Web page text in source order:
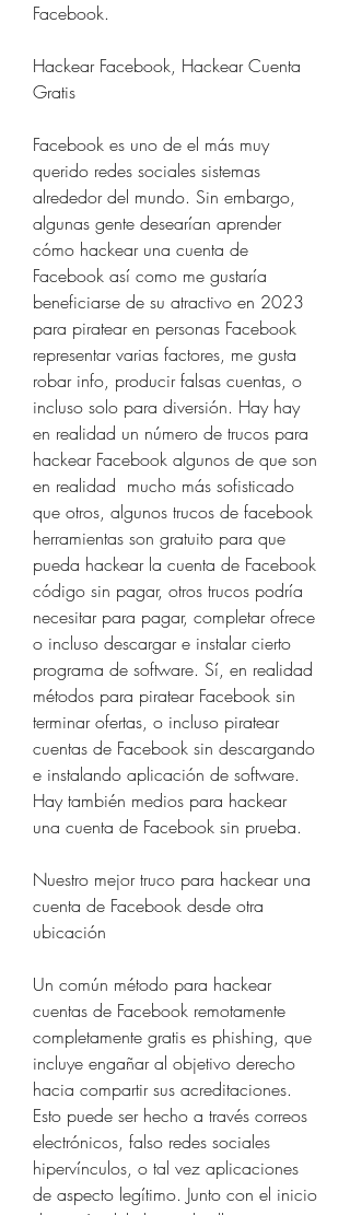
Facebook.
Hackear Facebook, Hackear Cuenta
Gratis
Facebook es uno de el más muy
querido redes sociales sistemas
alrededor del mundo. Sin embargo,
algunas gente desearían aprender
cómo hackear una cuenta de
Facebook así como me gustaría
beneficiarse de su atractivo en 2023
para piratear en personas Facebook
representar varias factores, me gusta
robar info, producir falsas cuentas, o
incluso solo para diversión. Hay hay
en realidad un número de trucos para
hackear Facebook algunos de que son
en realidad  mucho más sofisticado
que otros, algunos trucos de facebook
herramientas son gratuito para que
pueda hackear la cuenta de Facebook
código sin pagar, otros trucos podría
necesitar para pagar, completar ofrece
o incluso descargar e instalar cierto
programa de software. Sí, en realidad
métodos para piratear Facebook sin
terminar ofertas, o incluso piratear
cuentas de Facebook sin descargando
e instalando aplicación de software.
Hay también medios para hackear
una cuenta de Facebook sin prueba.
Nuestro mejor truco para hackear una
cuenta de Facebook desde otra
ubicación
Un común método para hackear
cuentas de Facebook remotamente
completamente gratis es phishing, que
incluye engañar al objetivo derecho
hacia compartir sus acreditaciones.
Esto puede ser hecho a través correos
electrónicos, falso redes sociales
hipervínculos, o tal vez aplicaciones
de aspecto legítimo. Junto con el inicio